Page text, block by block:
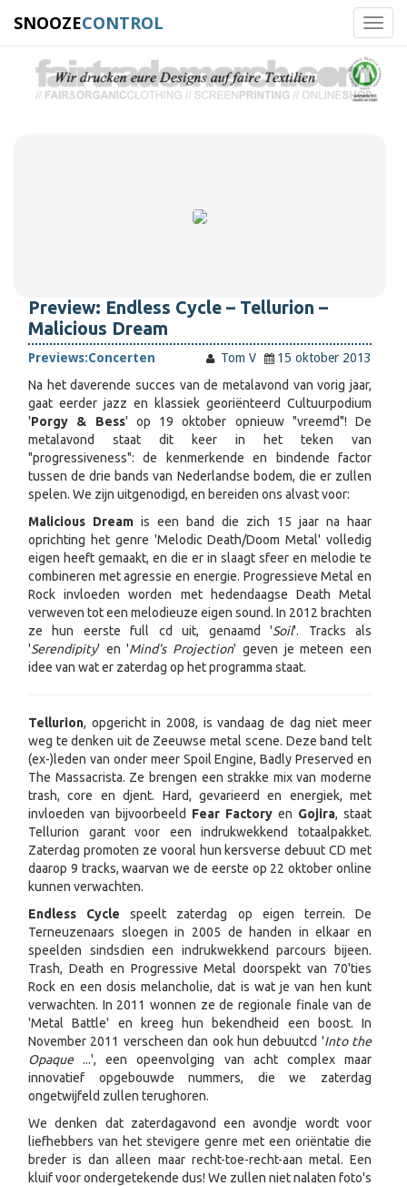
SNOOZECONTROL
Preview: Endless Cycle – Tellurion –
Malicious Dream
Previews:Concerten Tom V
15 oktober 2013
Na het daverende succes van de metalavond van vorig jaar,
gaat eerder jazz en klassiek georiënteerd Cultuurpodium
'Porgy & Bess' op 19 oktober opnieuw "vreemd"! De
metalavond staat dit keer in het teken van
"progressiveness": de kenmerkende en bindende factor
tussen de drie bands van Nederlandse bodem, die er zullen
spelen. We zijn uitgenodigd, en bereiden ons alvast voor:
Malicious Dream is een band die zich 15 jaar na haar
oprichting het genre 'Melodic Death/Doom Metal' volledig
eigen heeft gemaakt, en die er in slaagt sfeer en melodie te
combineren met agressie en energie. Progressieve Metal en
Rock invloeden worden met hedendaagse Death Metal
verweven tot een melodieuze eigen sound. In 2012 brachten
ze hun eerste full cd uit, genaamd 'Soil'. Tracks als
'Serendipity' en 'Mind's Projection' geven je meteen een
idee van wat er zaterdag op het programma staat.
Tellurion, opgericht in 2008, is vandaag de dag niet meer
weg te denken uit de Zeeuwse metal scene. Deze band telt
(ex-)leden van onder meer Spoil Engine, Badly Preserved en
The Massacrista. Ze brengen een strakke mix van moderne
trash, core en djent. Hard, gevarieerd en energiek, met
invloeden van bijvoorbeeld Fear Factory en Gojira, staat
Tellurion garant voor een indrukwekkend totaalpakket.
Zaterdag promoten ze vooral hun kersverse debuut CD met
daarop 9 tracks, waarvan we de eerste op 22 oktober online
kunnen verwachten.
Endless Cycle speelt zaterdag op eigen terrein. De
Terneuzenaars sloegen in 2005 de handen in elkaar en
speelden sindsdien een indrukwekkend parcours bijeen.
Trash, Death en Progressive Metal doorspekt van 70'ties
Rock en een dosis melancholie, dat is wat je van hen kunt
verwachten. In 2011 wonnen ze de regionale finale van de
'Metal Battle' en kreeg hun bekendheid een boost. In
November 2011 verscheen dan ook hun debuutcd 'Into the
Opaque...', een opeenvolging van acht complex maar
innovatief opgebouwde nummers, die we zaterdag
ongetwijfeld zullen terughoren.
We denken dat zaterdagavond een avondje wordt voor
liefhebbers van het stevigere genre met een oriëntatie die
breder is dan alleen maar recht-toe-recht-aan metal. Een
kluif voor ondergetekende dus! We zullen niet nalaten foto's